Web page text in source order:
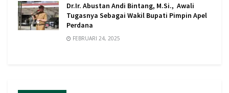
Dr.Ir. Abustan Andi Bintang, M.Si., Awali
Tugasnya Sebagai Wakil Bupati Pimpin Apel
Perdana
FEBRUARI 24, 2025